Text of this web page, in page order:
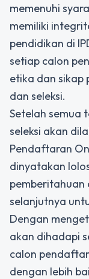
memenuhi
memiliki
pendidikan di
setiap calon
etika dan sikap
dan seleksi.
Setelah semua
seleksi akan
Pendaftaran
dinyatakan
pemberitahuan
selanjutnya
Dengan
akan dihadapi
calon
dengan lebih